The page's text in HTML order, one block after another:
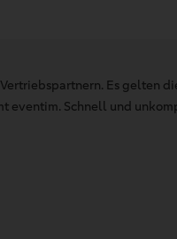
Es gelten
Schnell und